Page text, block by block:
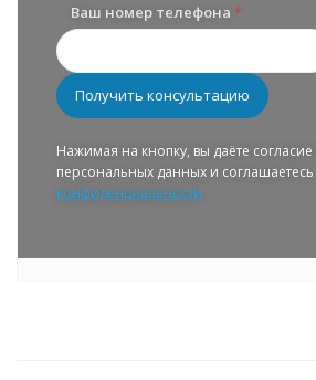
Ваш номер телефона *
Нажимая на кнопку, вы даёте
персональных данных и соглашаетесь
конфиденциальности